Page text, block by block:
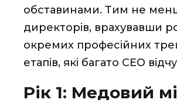
обставинами. Тим не
директорів, врахувавши
окремих професійних
етапів, які багато СEO
Рік 1: Медовий